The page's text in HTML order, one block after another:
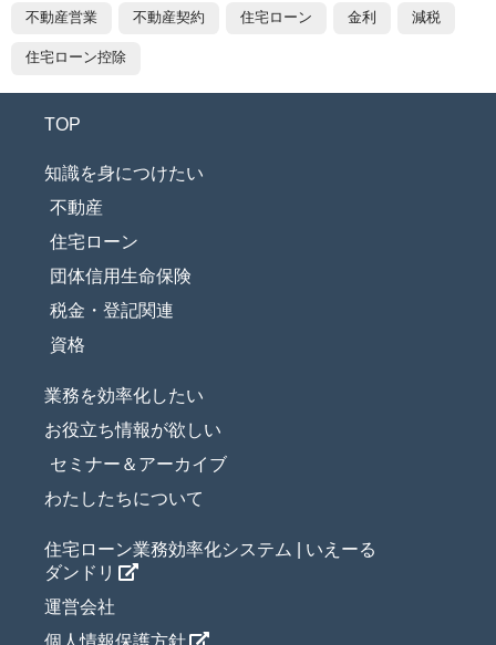
不動産営業 不動産契約 住宅ローン 金利 減税
住宅ローン控除
TOP
知識を身につけたい
不動産
住宅ローン
団体信用生命保険
税金・登記関連
資格
業務を効率化したい
お役立ち情報が欲しい
セミナー＆アーカイブ
わたしたちについて
住宅ローン業務効率化システム | いえーる
ダンドリ
運営会社
個人情報保護方針